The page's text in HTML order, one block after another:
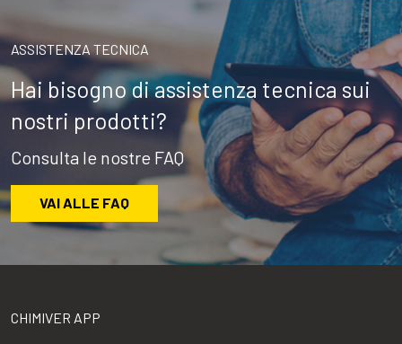
ASSISTENZA TECNICA
Hai bisogno di assistenza tecnica sui
nostri prodotti?
Consulta le nostre FAQ
VAI ALLE FAQ
CHIMIVER APP